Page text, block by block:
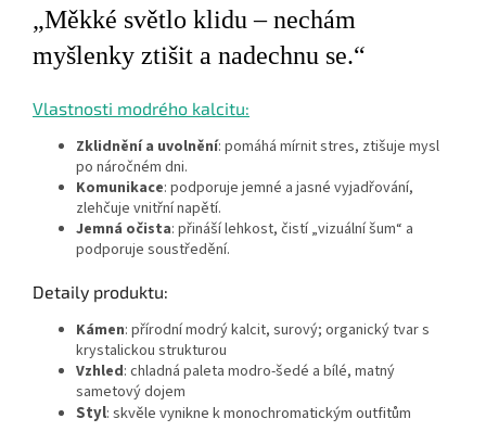
„Měkké světlo klidu – nechám
myšlenky ztišit a nadechnu se.“
Vlastnosti modrého kalcitu:
Zklidnění a uvolnění: pomáhá mírnit stres, ztišuje mysl
po náročném dni.
Komunikace: podporuje jemné a jasné vyjadřování,
zlehčuje vnitřní napětí.
Jemná očista: přináší lehkost, čistí „vizuální šum“ a
podporuje soustředění.
Detaily produktu:
Kámen: přírodní modrý kalcit, surový; organický tvar s
krystalickou strukturou
Vzhled: chladná paleta modro‑šedé a bílé, matný
sametový dojem
Styl: skvěle vynikne k monochromatickým outfitům